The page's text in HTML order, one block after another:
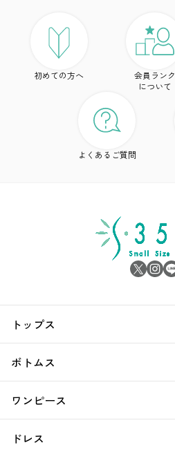
初めての方へ
会員ランク
について
よくあるご質問
トップス
ボトムス
ワンピース
ドレス